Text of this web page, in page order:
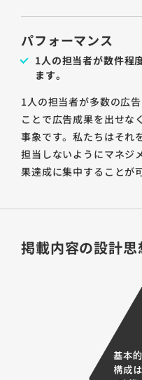
パフォーマンス
1人の担当者が数件程
ます。
1人の担当者が多数の広
ことで広告成果を出せな
事象です。私たちはそれ
担当しないようにマネジ
果達成に集中することが
掲載内容の設計思